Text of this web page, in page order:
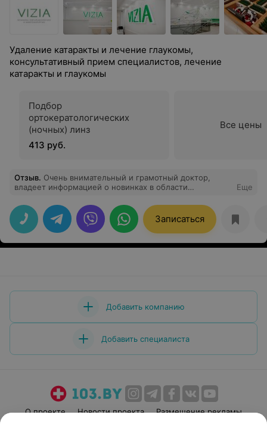
Удаление катаракты и лечение глаукомы,
консультативный прием специалистов, лечение
катаракты и глаукомы
Подбор
ортокератологических
(ночных) линз
413 руб.
Все цены
Отзыв. Очень внимательный и грамотный доктор,
владеет информацией о новинках в области
человек. Обращались к ней и с ребенком,и как к
взрослому специалисту.
Еще
Записаться
Добавить компанию
Добавить специалиста
О проекте Новости проекта
Размещение рекламы